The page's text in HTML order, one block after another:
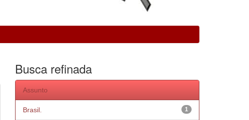
Busca refinada
Assunto
1
Brasil.